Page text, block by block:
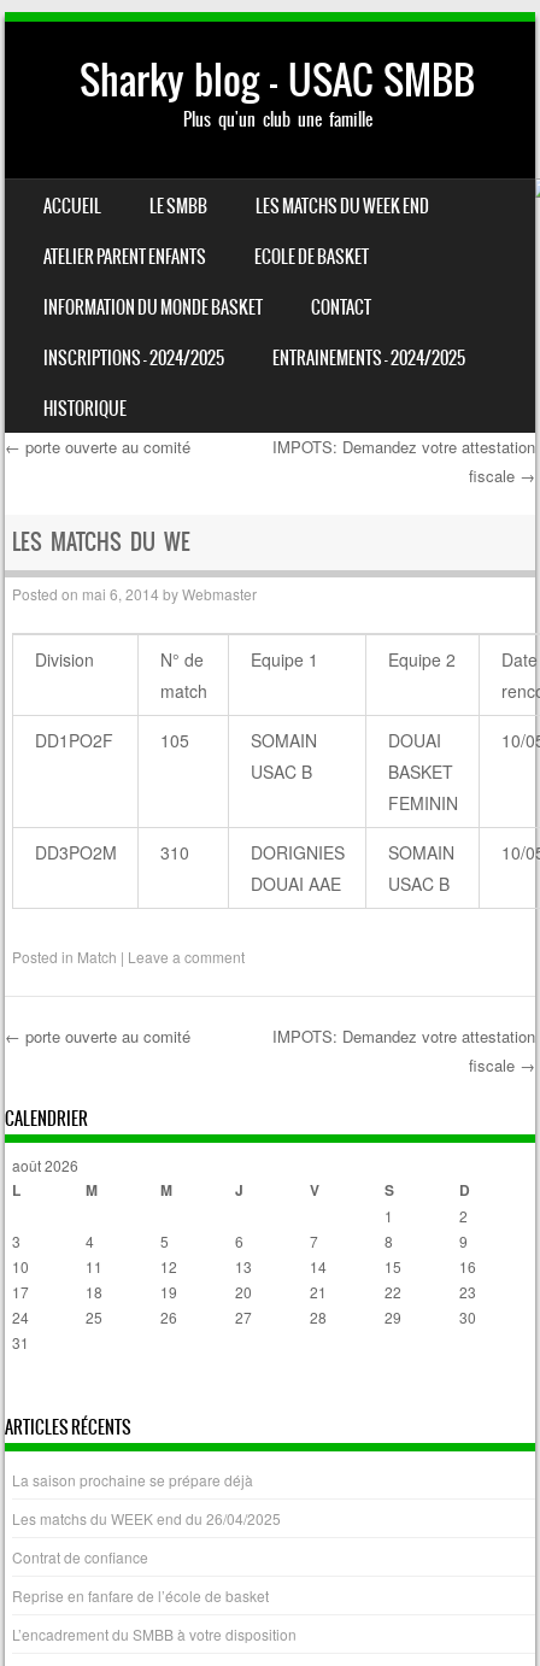
Sharky blog – USAC SMBB
Plus qu'un club une famille
MENU
SKIP TO CONTENT
ACCUEIL LE SMBB
LES MATCHS DU WEEK END
ATELIER PARENT ENFANTS
ECOLE DE BASKET
INFORMATION DU MONDE BASKET
CONTACT
INSCRIPTIONS – 2024/2025
ENTRAINEMENTS – 2024/2025
HISTORIQUE
← porte ouverte au comité
IMPOTS: Demandez votre attestation
fiscale →
LES MATCHS DU WE
Posted on mai 6, 2014 byWebmaster
Division
N° de
match
Equipe 1 Equipe 2
DD1PO2F 105
SOMAIN
USAC B
DOUAI
BASKET
FEMININ
10/
DD3PO2M 310
DORIGNIES
DOUAI AAE
SOMAIN
USAC B
10/
Posted in Match | Leave a comment
← porte ouverte au comité
IMPOTS: Demandez votre attestation
fiscale →
CALENDRIER
août 2026
L M M J V S D
1
2
3
4 5 6 7 8
9
10
11 12 13 14 15
16
17
18 19 20 21 22
23
24
25 26 27 28 29
30
31
ARTICLES RÉCENTS
La saison prochaine se prépare déjà
Les matchs du WEEK end du 26/04/2025
Contrat de confiance
Reprise en fanfare de l’école de basket
L’encadrement du SMBB à votre disposition